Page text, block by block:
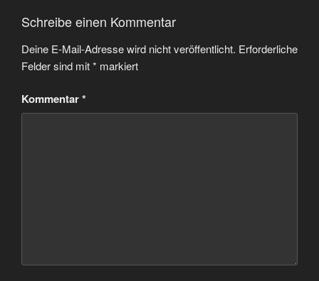
Schreibe einen Kommentar
Deine E-Mail-Adresse wird nicht veröffentlicht. Erforderliche
Felder sind mit* markiert
Kommentar*